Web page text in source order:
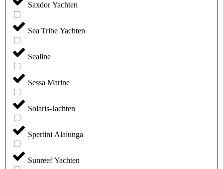
Saxdor Yachten
Sea Tribe Yachten
Sealine
Sessa Marine
Solaris-Jachten
Spertini Alalunga
Sunreef Yachten